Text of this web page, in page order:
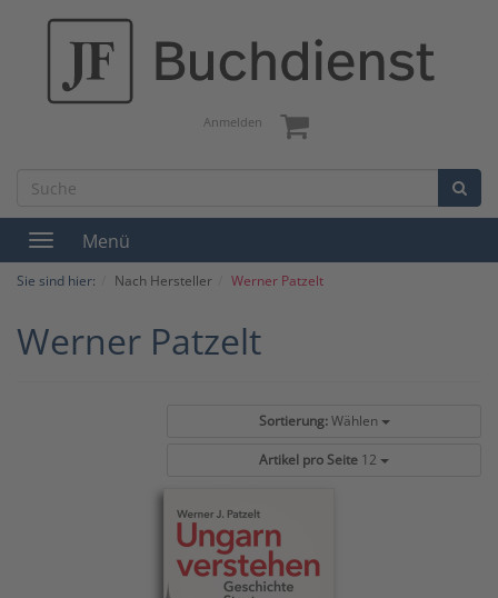
Anmelden
Toggle
navigation
Menü
Sie sind hier: Nach Hersteller Werner Patzelt
Werner Patzelt
Sortierung: Wählen
Artikel pro Seite 12